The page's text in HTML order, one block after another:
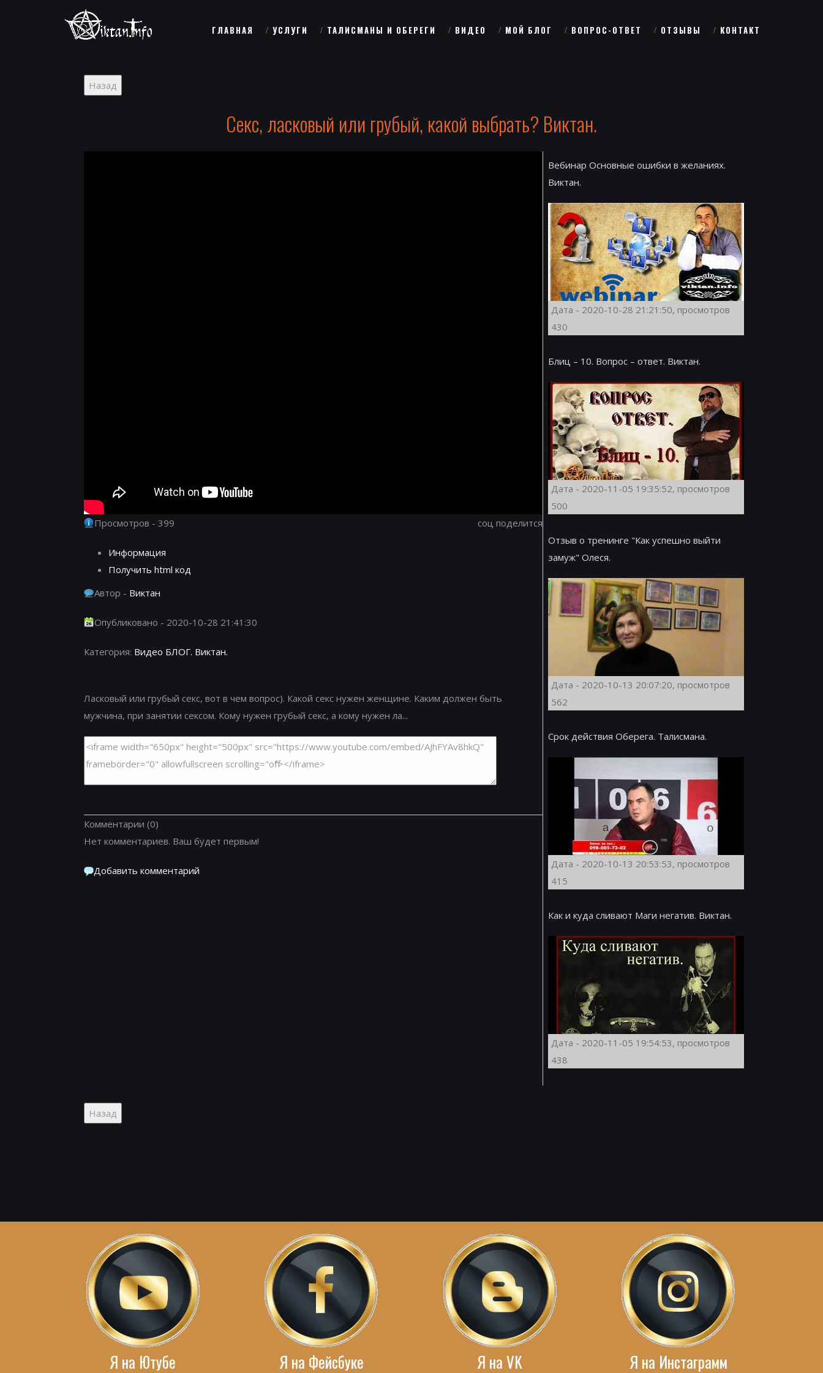
ГЛАВНАЯ УСЛУГИ ТАЛИСМАНЫ И ОБЕРЕГИ ВИДЕО МОЙ БЛОГ ВОПРОС-ОТВЕТ ОТЗЫВЫ КОНТАКТ
Секс, ласковый или грубый, какой выбрать? Виктан.
Просмотров - 399 соц поделится
Информация
Получить html код
Автор - Виктан
Опубликовано - 2020-10-28 21:41:30
Категория: Видео БЛОГ. Виктан.
Ласковый или грубый секс, вот в чем вопрос). Какой секс нужен женщине. Каким должен быть
мужчина, при занятии сексом. Кому нужен грубый секс, а кому нужен ла...
Комментарии (0)
Нет комментариев. Ваш будет первым!
Добавить комментарий
Вебинар Основные ошибки в желаниях.
Виктан.
Дата - 2020-10-28 21:21:50, просмотров
430
Блиц – 10. Вопрос – ответ. Виктан.
Дата - 2020-11-05 19:35:52, просмотров
500
Отзыв о тренинге "Как успешно выйти
замуж" Олеся.
Дата - 2020-10-13 20:07:20, просмотров
562
Срок действия Оберега. Талисмана.
Дата - 2020-10-13 20:53:53, просмотров
415
Как и куда сливают Маги негатив. Виктан.
Дата - 2020-11-05 19:54:53, просмотров
438
Я на Ютубе Я на Фейсбуке Я на VK Я на Инстаграмм